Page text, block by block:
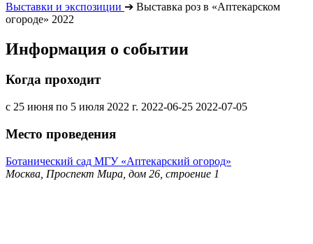
Выставки и экспозиции ➔ Выставка роз в «Аптекарском
огороде» 2022
Информация о событии
Когда проходит
с 25 июня по 5 июля 2022 г. 2022-06-25 2022-07-05
Место проведения
Ботанический сад МГУ «Аптекарский огород»
Москва, Проспект Мира, дом 26, строение 1